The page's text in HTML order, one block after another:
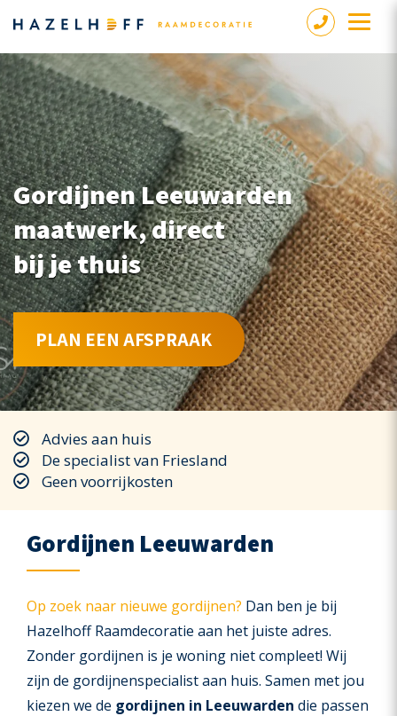
Gordijnen Leeuwarden
maatwerk, direct
bij je thuis
PLAN EEN AFSPRAAK
Advies aan huis
De specialist van Friesland
Geen voorrijkosten
Gordijnen Leeuwarden
Op zoek naar nieuwe gordijnen? Dan ben je bij
Hazelhoff Raamdecoratie aan het juiste adres.
Zonder gordijnen is je woning niet compleet! Wij
zijn de gordijnenspecialist aan huis. Samen met jou
kiezen we de gordijnen in Leeuwarden die passen